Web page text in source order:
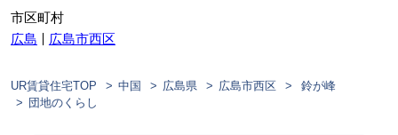
市区町村
広島
広島市西区
UR賃貸住宅TOP 中国 広島県 広島市西区
鈴が峰
団地のくらし